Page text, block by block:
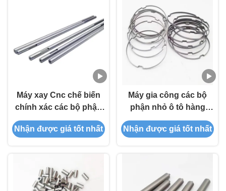
Máy xay Cnc chế biến
chính xác các bộ phận
cho máy quay tự động
Nhận được giá tốt nhất
Máy gia công các bộ
phận nhỏ ô tô hàng
không vũ trụ điện tử y
tế CNC phần quay
Nhận được giá tốt nhất